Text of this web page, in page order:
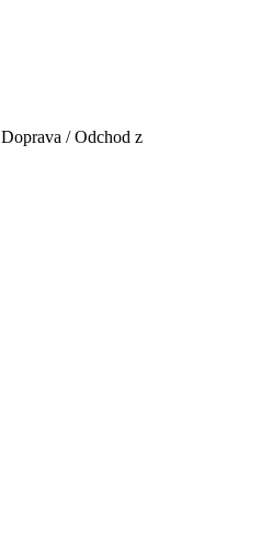
Doprava / Odchod z